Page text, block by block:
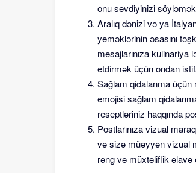
onu sevdiyinizi
Aralıq dənizi və ya
yeməklərinin əsasını
mesajlarınıza
etdirmək üçün ondan
Sağlam qidalanma üçün
emojisi sağlam
reseptləriniz haqqında
Postlarınıza vizual
və sizə müəyyən vizual
rəng və müxtəliflik əlavə